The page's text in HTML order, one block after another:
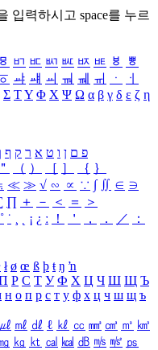
입력하시고 space를 누르
ㅱ ㅲ ㅳ ㅴ ㅵ ㅶ ㅷ ㅸ
ㅹ
ㆇ ㆈ ㆉ ㆊ ㆋ ㆌ ㆍ
ㆎ
Σ ΤΥ Φ Χ Ψ Ω α β γ δ ε ζ η
פ ם ן ו ט א ר ק ף
＂ （ ） ［ ］ ｛ ｝
≪ ≫ √ ∽ ∝ ∵ ∫ ∬ ∈ ∋
∏ ＋ － ＜ ＝
＞
˚ ˙ ¸ ¡ ¿ ː ！ ＇ ， ． ／
：
ł ø œ ß þ ŧ ŋ ŉ
Р С Т У Ф Х Ц Ч Ш Щ Ъ
н о п р с т у ф х ц ч ш щ ъ
㎕ ㎖ ㎗ ℓ ㎘ ㏄ ㎣ ㎤ ㎥ ㎦
㎏ ㏏ ㎈ ㎉ ㏈ ㎧ ㎨ ㎰